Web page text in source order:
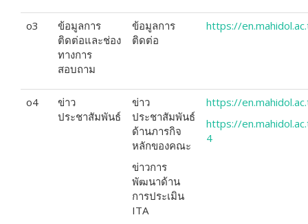
o3
ข้อมูลการ
ติดต่อและช่อง
ทางการ
สอบถาม
ข้อมูลการ
ติดต่อ
https://
o4
ข่าว
ประชาสัมพันธ์
ข่าว
ประชาสัมพันธ์
ด้านภารกิจ
หลักของคณะ
ข่าวการ
พัฒนาด้าน
การประเมิน
ITA
https://
https://
4